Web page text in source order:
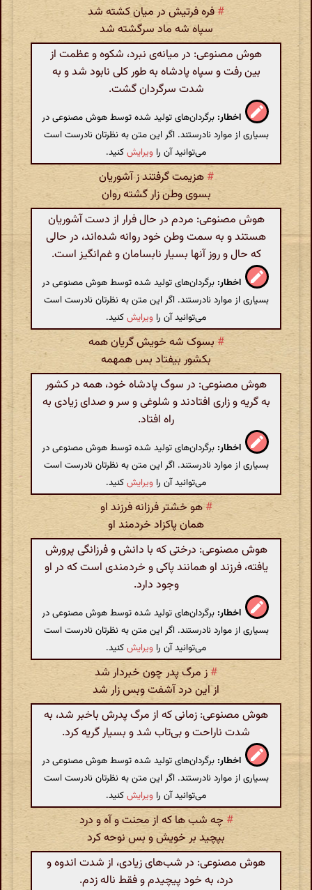
# فره فرتیش در میان کشته شد
سپاه شه ماد سرگشته شد
هوش مصنوعی: در میانه‌ی نبرد، شکوه و عظمت از
بین رفت و سپاه پادشاه به طور کلی نابود شد و به
شدت سرگردان گشت.
اخطار: برگردان‌های تولید شده توسط هوش مصنوعی در
بسیاری از موارد نادرستند. اگر این متن به نظرتان نادرست است
می‌توانید آن را ویرایشکنید.
# هزیمت گرفتند ز آشوریان
بسوی وطن زار گشته روان
هوش مصنوعی: مردم در حال فرار از دست آشوریان
هستند و به سمت وطن خود روانه شده‌اند، در حالی
که حال و روز آنها بسیار نابسامان و غم‌انگیز است.
اخطار: برگردان‌های تولید شده توسط هوش مصنوعی در
بسیاری از موارد نادرستند. اگر این متن به نظرتان نادرست است
می‌توانید آن را ویرایشکنید.
# بسوک شه خویش گریان همه
بکشور بیفتاد بس همهمه
هوش مصنوعی: در سوگ پادشاه خود، همه در کشور
به گریه و زاری افتادند و شلوغی و سر و صدای زیادی به
راه افتاد.
اخطار: برگردان‌های تولید شده توسط هوش مصنوعی در
بسیاری از موارد نادرستند. اگر این متن به نظرتان نادرست است
می‌توانید آن را ویرایشکنید.
#هو خشتر فرزانه فرزند او
همان پاکزاد خردمند او
هوش مصنوعی: درختی که با دانش و فرزانگی پرورش
یافته، فرزند او همانند پاکی و خردمندی است که در او
وجود دارد.
اخطار: برگردان‌های تولید شده توسط هوش مصنوعی در
بسیاری از موارد نادرستند. اگر این متن به نظرتان نادرست است
می‌توانید آن را ویرایشکنید.
# ز مرگ پدر چون خبردار شد
از این درد آشفت وبس زار شد
هوش مصنوعی: زمانی که از مرگ پدرش باخبر شد، به
شدت ناراحت و بی‌تاب شد و بسیار گریه کرد.
اخطار: برگردان‌های تولید شده توسط هوش مصنوعی در
بسیاری از موارد نادرستند. اگر این متن به نظرتان نادرست است
می‌توانید آن را ویرایشکنید.
# چه شب ها که از محنت و آه و درد
بپچید بر خویش و بس نوحه کرد
هوش مصنوعی: در شب‌های زیادی، از شدت اندوه و
درد، به خود پیچیدم و فقط ناله زدم.